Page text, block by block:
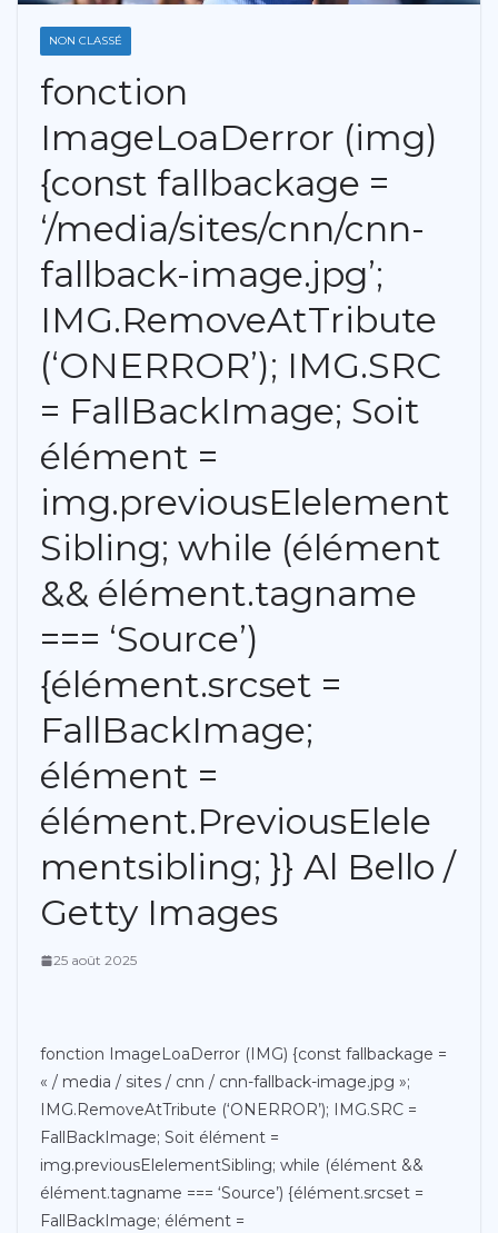
NON CLASSÉ
fonction
ImageLoaDerror (img)
{const fallbackage =
‘/media/sites/cnn/cnn-
fallback-image.jpg’;
IMG.RemoveAtTribute
(‘ONERROR’); IMG.SRC
= FallBackImage; Soit
élément =
img.previousElelement
Sibling; while (élément
&& élément.tagname
=== ‘Source’)
{élément.srcset =
FallBackImage;
élément =
élément.PreviousElele
mentsibling; }} Al Bello /
Getty Images
25 août 2025
fonction ImageLoaDerror (IMG) {const fallbackage =
« / media / sites / cnn / cnn-fallback-image.jpg »;
IMG.RemoveAtTribute (‘ONERROR’); IMG.SRC =
FallBackImage; Soit élément =
img.previousElelementSibling; while (élément &&
élément.tagname === ‘Source’) {élément.srcset =
FallBackImage; élément =